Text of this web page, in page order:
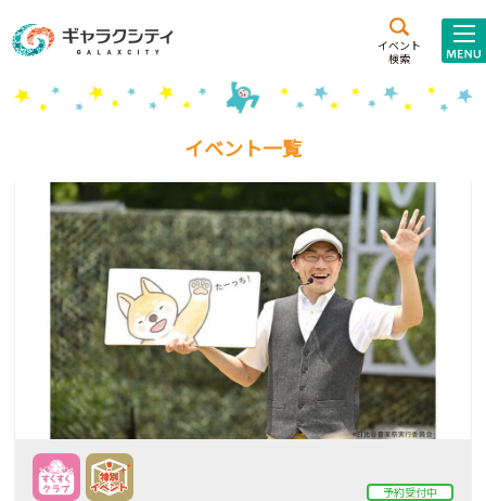
イベント
検索
施設案内
こども
西新井
施設･
施設貸出･団体利用
こどもみーてぃんぐ
Gがくえん
ブランドからの お知らせ
いっしょに創る
イベントレポート
イベント一覧
予約受付中